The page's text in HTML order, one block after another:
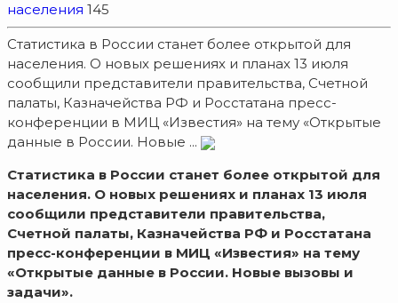
населения 145
Статистика в России станет более открытой для
населения. О новых решениях и планах 13 июля
сообщили представители правительства, Счетной
палаты, Казначейства РФ и Росстатана пресс-
конференции в МИЦ «Известия» на тему «Открытые
данные в России. Новые ...
Статистика в России станет более открытой для
населения. О новых решениях и планах 13 июля
сообщили представители правительства,
Счетной палаты, Казначейства РФ и Росстатана
пресс-конференции в МИЦ «Известия» на тему
«Открытые данные в России. Новые вызовы и
задачи».